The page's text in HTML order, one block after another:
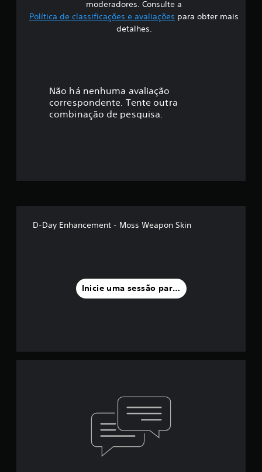
moderadores. Consulte a
Política de classificações e avaliações para obter mais
detalhes.
Não há nenhuma avaliação
correspondente. Tente outra
combinação de pesquisa.
D-Day Enhancement - Moss Weapon Skin
Inicie uma sessão para classificar